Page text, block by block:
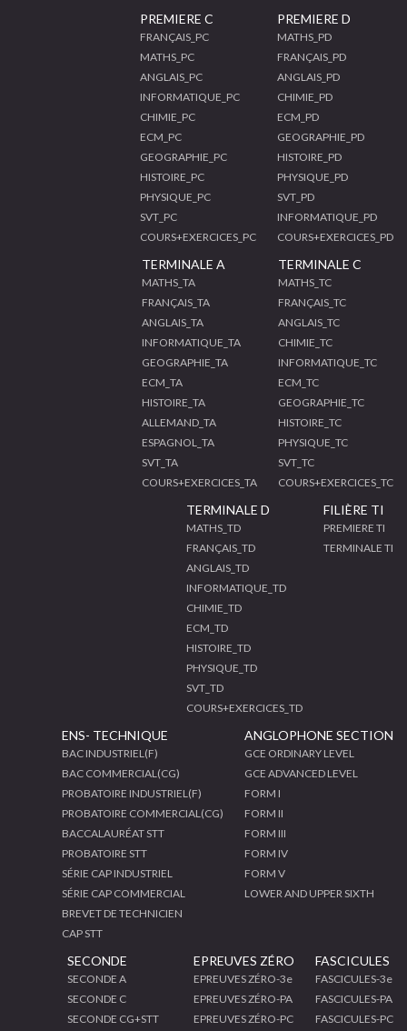
PREMIERE C
FRANÇAIS_PC
MATHS_PC
ANGLAIS_PC
INFORMATIQUE_PC
CHIMIE_PC
ECM_PC
GEOGRAPHIE_PC
HISTOIRE_PC
PHYSIQUE_PC
SVT_PC
COURS+EXERCICES_PC
PREMIERE D
MATHS_PD
FRANÇAIS_PD
ANGLAIS_PD
CHIMIE_PD
ECM_PD
GEOGRAPHIE_PD
HISTOIRE_PD
PHYSIQUE_PD
SVT_PD
INFORMATIQUE_PD
COURS+EXERCICES_PD
TERMINALE A
MATHS_TA
FRANÇAIS_TA
ANGLAIS_TA
INFORMATIQUE_TA
GEOGRAPHIE_TA
ECM_TA
HISTOIRE_TA
ALLEMAND_TA
ESPAGNOL_TA
SVT_TA
COURS+EXERCICES_TA
TERMINALE C
MATHS_TC
FRANÇAIS_TC
ANGLAIS_TC
CHIMIE_TC
INFORMATIQUE_TC
ECM_TC
GEOGRAPHIE_TC
HISTOIRE_TC
PHYSIQUE_TC
SVT_TC
COURS+EXERCICES_TC
TERMINALE D
MATHS_TD
FRANÇAIS_TD
ANGLAIS_TD
INFORMATIQUE_TD
CHIMIE_TD
ECM_TD
HISTOIRE_TD
PHYSIQUE_TD
SVT_TD
COURS+EXERCICES_TD
FILIÈRE TI
PREMIERE TI
TERMINALE TI
ENS- TECHNIQUE
BAC INDUSTRIEL(F)
BAC COMMERCIAL(CG)
PROBATOIRE INDUSTRIEL(F)
PROBATOIRE COMMERCIAL(CG)
BACCALAURÉAT STT
PROBATOIRE STT
SÉRIE CAP INDUSTRIEL
SÉRIE CAP COMMERCIAL
BREVET DE TECHNICIEN
CAP STT
ANGLOPHONE SECTION
GCE ORDINARY LEVEL
GCE ADVANCED LEVEL
FORM I
FORM II
FORM III
FORM IV
FORM V
LOWER AND UPPER SIXTH
SECONDE
SECONDE A
SECONDE C
SECONDE CG+STT
EPREUVES ZÉRO
EPREUVES ZÉRO-3e
EPREUVES ZÉRO-PA
EPREUVES ZÉRO-PC
FASCICULES
FASCICULES-3e
FASCICULES-PA
FASCICULES-PC